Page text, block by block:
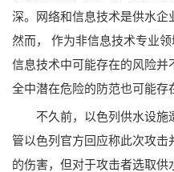
深。网络和信息技术是供水企
然而， 作为非信息技术专业
信息技术中可能存在的风险并
全中潜在危险的防范也可能存
不久前，以色列供水设施
管以色列官方回应称此次攻击
的伤害，但对于攻击者选取